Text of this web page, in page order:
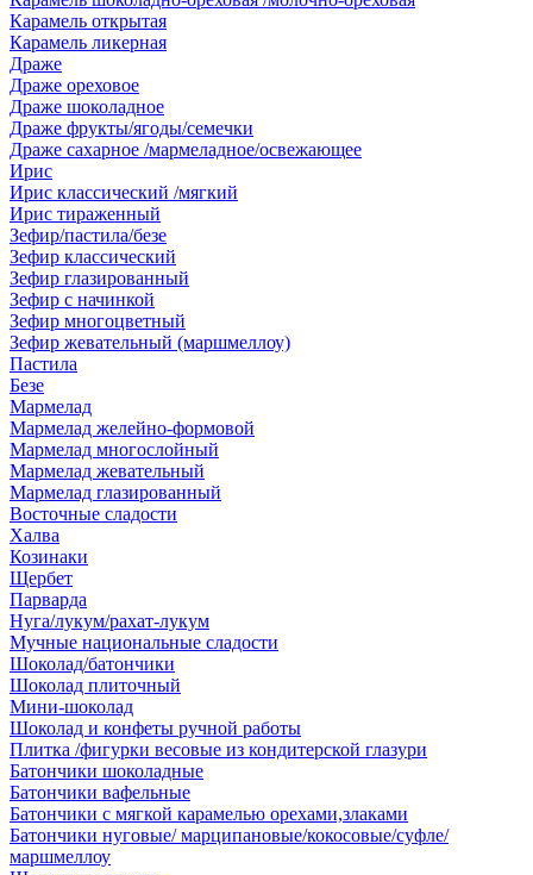
Карамель открытая
Карамель ликерная
Драже
Драже ореховое
Драже шоколадное
Драже фрукты/ягоды/семечки
Драже сахарное /мармеладное/освежающее
Ирис
Ирис классический /мягкий
Ирис тираженный
Зефир/пастила/безе
Зефир классический
Зефир глазированный
Зефир с начинкой
Зефир многоцветный
Зефир жевательный (маршмеллоу)
Пастила
Безе
Мармелад
Мармелад желейно-формовой
Мармелад многослойный
Мармелад жевательный
Мармелад глазированный
Восточные сладости
Халва
Козинаки
Щербет
Парварда
Нуга/лукум/рахат-лукум
Мучные национальные сладости
Шоколад/батончики
Шоколад плиточный
Мини-шоколад
Шоколад и конфеты ручной работы
Плитка /фигурки весовые из кондитерской глазури
Батончики шоколадные
Батончики вафельные
Батончики с мягкой карамелью орехами,злаками
Батончики нуговые/ марципановые/кокосовые/суфле/
маршмеллоу